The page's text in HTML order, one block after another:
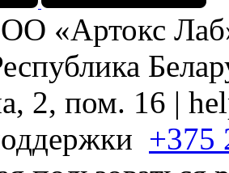
«Артокс
2, пом. 16 |
+375